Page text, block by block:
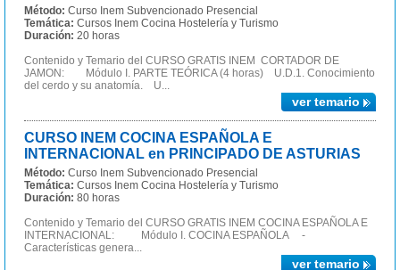
Método: Curso Inem Subvencionado Presencial
Temática: Cursos Inem Cocina Hostelería y Turismo
Duración: 20 horas
Contenido y Temario del CURSO GRATIS INEM CORTADOR DE
JAMON: Módulo I. PARTE TEÓRICA (4 horas) U.D.1. Conocimiento
del cerdo y su anatomía. U...
ver temario
CURSO INEM COCINA ESPAÑOLA E
INTERNACIONAL en PRINCIPADO DE ASTURIAS
Método: Curso Inem Subvencionado Presencial
Temática: Cursos Inem Cocina Hostelería y Turismo
Duración: 80 horas
Contenido y Temario del CURSO GRATIS INEM COCINA ESPAÑOLA E
INTERNACIONAL: Módulo I. COCINA ESPAÑOLA -
Características genera...
ver temario